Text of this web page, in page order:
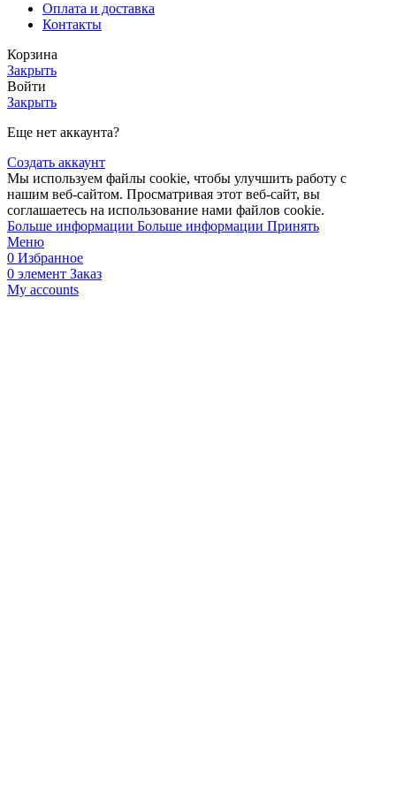
Оплата и доставка
Контакты
Корзина
Закрыть
Войти
Закрыть
Еще нет аккаунта?
Создать аккаунт
Мы используем файлы cookie, чтобы улучшить работу с
нашим веб-сайтом. Просматривая этот веб-сайт, вы
соглашаетесь на использование нами файлов cookie.
Больше информации Больше информации Принять
Меню
0 Избранное
0 элемент Заказ
My accounts